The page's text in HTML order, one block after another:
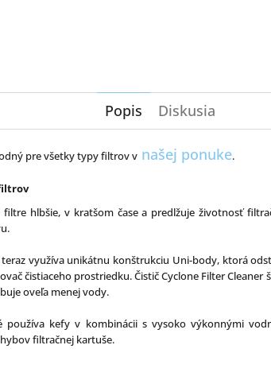
Popis Diskusia
pre všetky typy filtrov v našej ponuke.
filtre hlbšie, v kratšom čase a predlžuje životnosť
teraz využíva unikátnu konštrukciu Uni-body, ktorá
čistiaceho prostriedku. Čistič Cyclone Filter Cleaner
oveľa menej vody.
kefy v kombinácii s vysoko výkonnými
filtračnej kartuše.